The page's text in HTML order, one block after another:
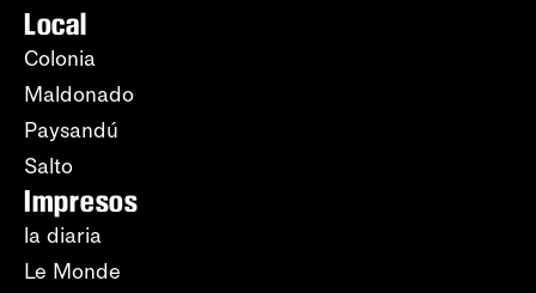
Local
Colonia
Maldonado
Paysandú
Salto
Impresos
la diaria
Le Monde